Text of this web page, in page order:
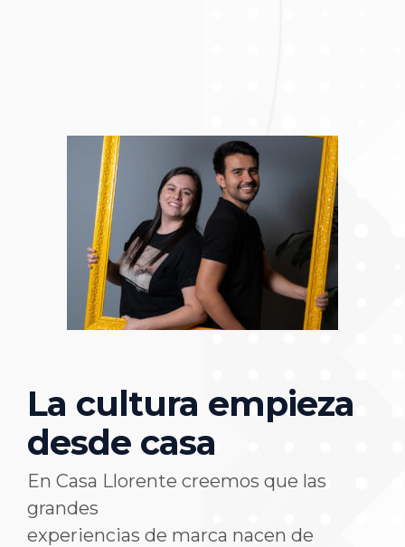
La cultura empieza
desde casa
En Casa Llorente creemos que las
grandes
experiencias de marca nacen de